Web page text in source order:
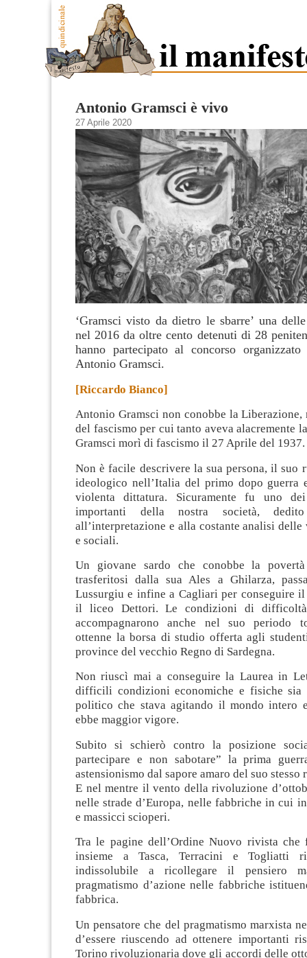
Antonio Gramsci è vivo
27 Aprile 2020
‘Gramsci visto da dietro le sbarre’ una
nel 2016 da oltre cento detenuti di 28
hanno partecipato al concorso
Antonio Gramsci.
[Riccardo Bianco]
Antonio Gramsci non conobbe la
del fascismo per cui tanto aveva alacremente
Gramsci morì di fascismo il 27 Aprile del 1937.
Non è facile descrivere la sua persona, il suo
ideologico nell’Italia del primo dopo guerra
violenta dittatura. Sicuramente fu uno
importanti della nostra società,
all’interpretazione e alla costante analisi delle
e sociali.
Un giovane sardo che conobbe la
trasferitosi dalla sua Ales a Ghilarza,
Lussurgiu e infine a Cagliari per conseguire
il liceo Dettori. Le condizioni di difficoltà
accompagnarono anche nel suo periodo
ottenne la borsa di studio offerta agli
province del vecchio Regno di Sardegna.
Non riuscì mai a conseguire la Laurea in
difficili condizioni economiche e fisiche sia
politico che stava agitando il mondo intero
ebbe maggior vigore.
Subito si schierò contro la posizione
partecipare e non sabotare” la prima
astensionismo dal sapore amaro del suo
E nel mentre il vento della rivoluzione
nelle strade d’Europa, nelle fabbriche in cui
e massicci scioperi.
Tra le pagine dell’Ordine Nuovo rivista che
insieme a Tasca, Terracini e Togliatti
indissolubile a ricollegare il pensiero
pragmatismo d’azione nelle fabbriche
fabbrica.
Un pensatore che del pragmatismo marxista
d’essere riuscendo ad ottenere importanti
Torino rivoluzionaria dove gli accordi delle